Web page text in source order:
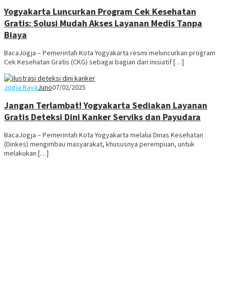
Yogyakarta Luncurkan Program Cek Kesehatan
Gratis: Solusi Mudah Akses Layanan Medis Tanpa
Biaya
BacaJogja – Pemerintah Kota Yogyakarta resmi meluncurkan program
Cek Kesehatan Gratis (CKG) sebagai bagian dari inisiatif […]
Jogja RayaJuno07/02/2025
Jangan Terlambat! Yogyakarta Sediakan Layanan
Gratis Deteksi Dini Kanker Serviks dan Payudara
BacaJogja – Pemerintah Kota Yogyakarta melalui Dinas Kesehatan
(Dinkes) mengimbau masyarakat, khususnya perempuan, untuk
melakukan […]